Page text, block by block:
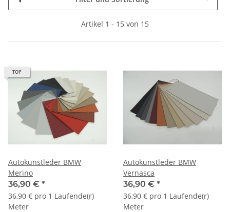
Artikel 1 - 15 von 15
TOP
Autokunstleder BMW
Merino
36,90 € *
36,90 € pro 1 Laufende(r)
Meter
Autokunstleder BMW
Vernasca
36,90 € *
36,90 € pro 1 Laufende(r)
Meter